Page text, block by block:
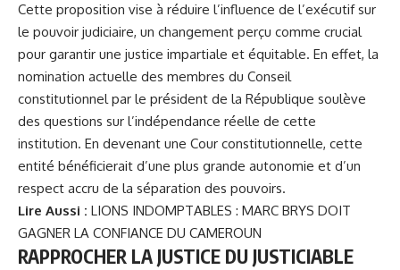
Cette proposition vise à réduire l’influence de l’exécutif sur
le pouvoir judiciaire, un changement perçu comme crucial
pour garantir une justice impartiale et équitable. En effet, la
nomination actuelle des membres du Conseil
constitutionnel par le président de la République soulève
des questions sur l’indépendance réelle de cette
institution. En devenant une Cour constitutionnelle, cette
entité bénéficierait d’une plus grande autonomie et d’un
respect accru de la séparation des pouvoirs.
Lire Aussi : LIONS INDOMPTABLES : MARC BRYS DOIT
GAGNER LA CONFIANCE DU CAMEROUN
RAPPROCHER LA JUSTICE DU JUSTICIABLE